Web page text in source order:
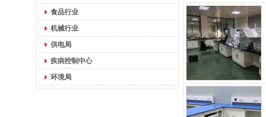
食品行业
机械行业
供电局
疾病控制中心
环境局